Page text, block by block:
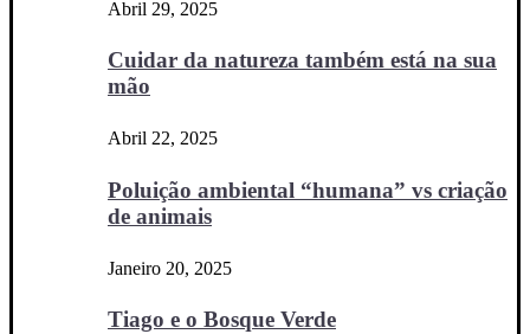
Abril 29, 2025
Cuidar da natureza também está na sua
mão
Abril 22, 2025
Poluição ambiental “humana” vs criação
de animais
Janeiro 20, 2025
Tiago e o Bosque Verde